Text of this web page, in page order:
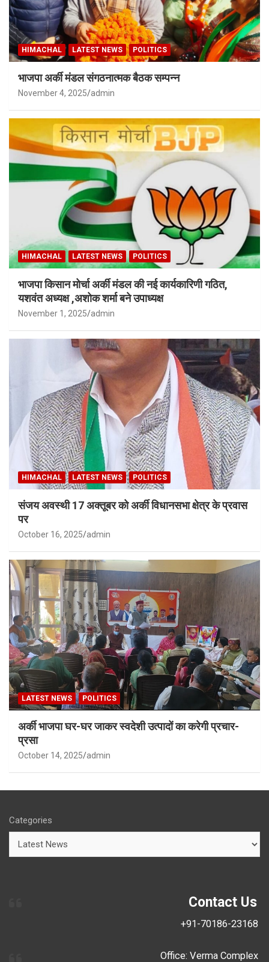
HIMACHAL LATEST NEWS POLITICS
भाजपा अर्की मंडल संगठनात्मक बैठक सम्पन्न
November 4, 2025 admin
HIMACHAL LATEST NEWS POLITICS
भाजपा किसान मोर्चा अर्की मंडल की नई कार्यकारिणी गठित,
यशवंत अध्यक्ष ,अशोक शर्मा बने उपाध्यक्ष
November 1, 2025 admin
HIMACHAL LATEST NEWS POLITICS
संजय अवस्थी 17 अक्तूबर को अर्की विधानसभा क्षेत्र के प्रवास
पर
October 16, 2025 admin
LATEST NEWS POLITICS
अर्की भाजपा घर-घर जाकर स्वदेशी उत्पादों का करेगी प्रचार-
प्रसा
October 14, 2025 admin
Categories
Contact Us
+91-70186-23168
Office: Verma Complex